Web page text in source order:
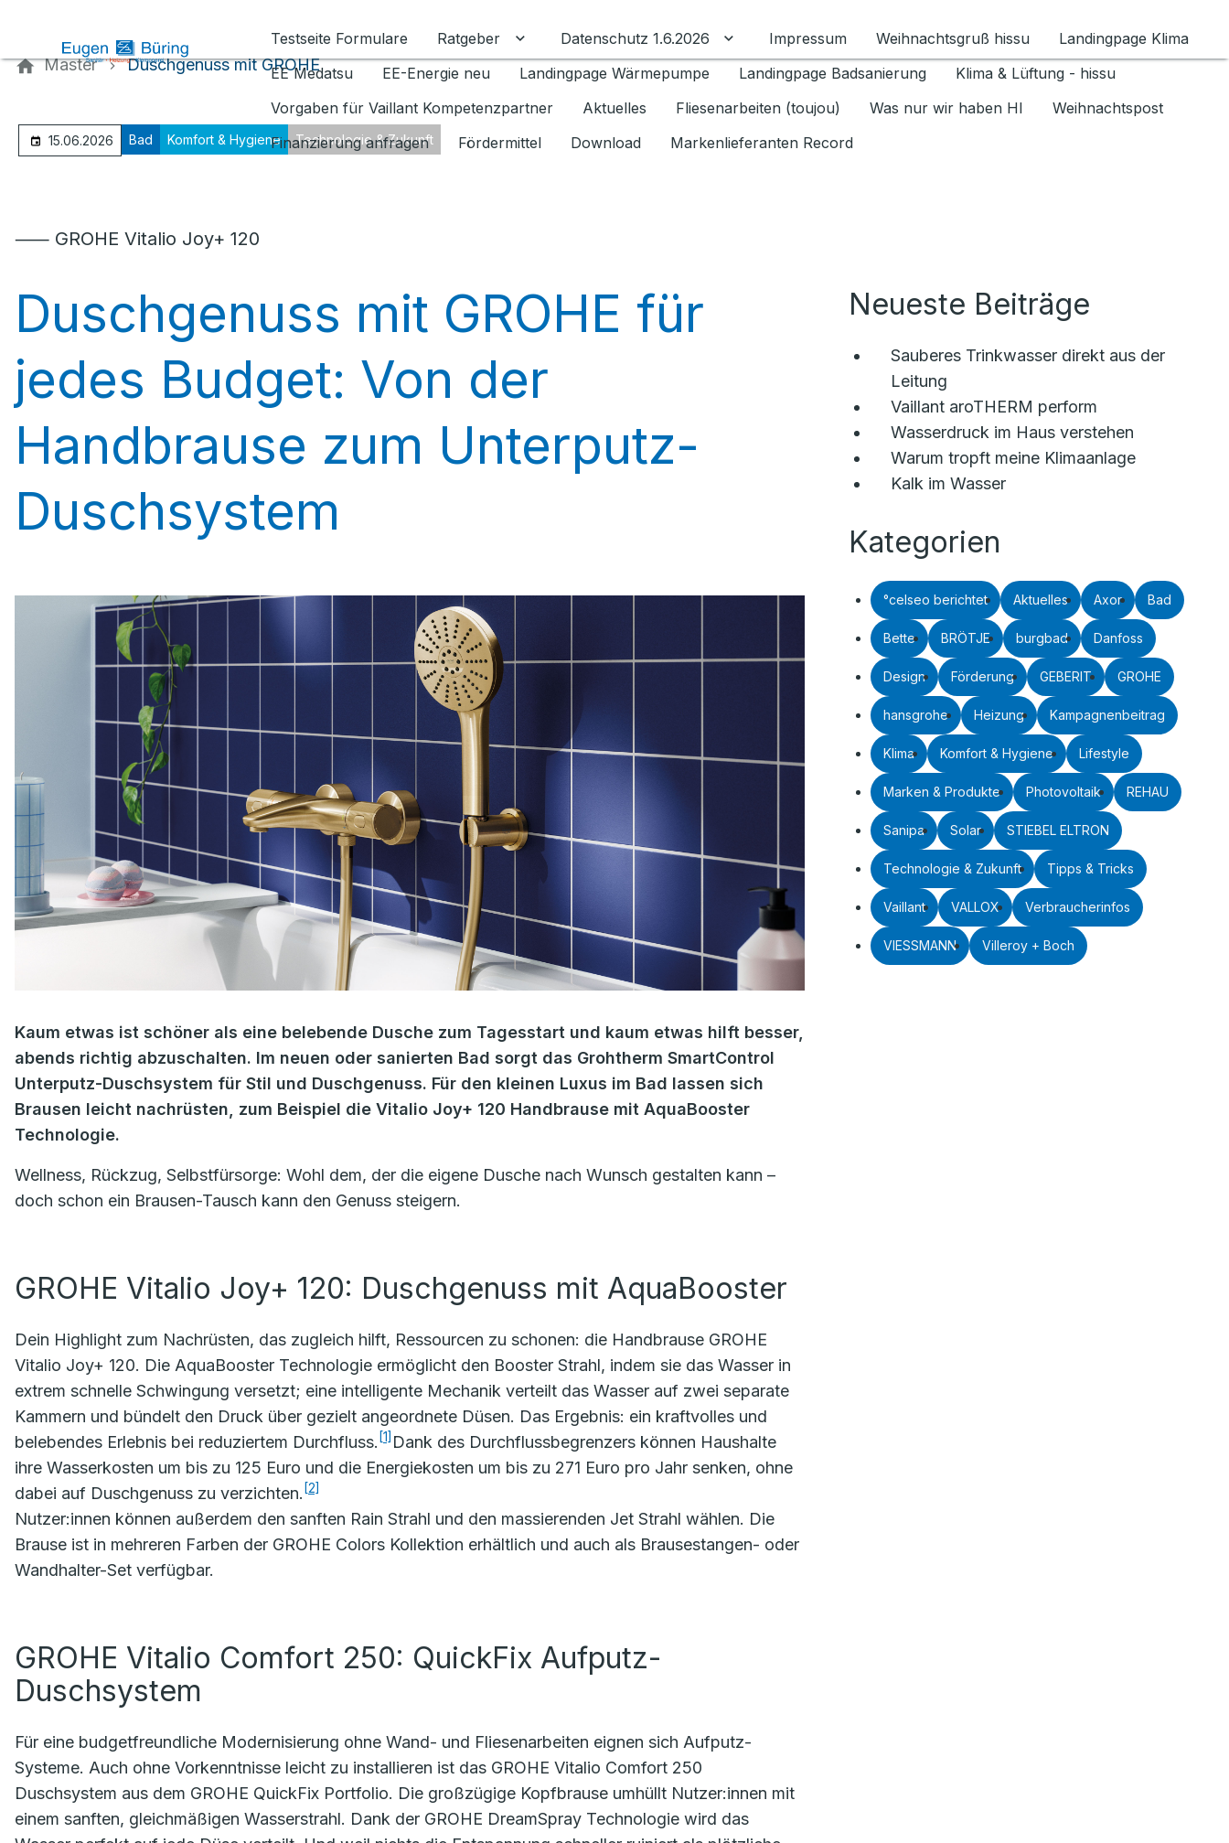
Testseite Formulare
Ratgeber Untermenü für Ratgeber umschalten
Datenschutz 1.6.2026 Untermenü für Datenschutz 1.6.2026 umschalten
Impressum Weihnachtsgruß hissu
Landingpage Klima
EE Medatsu
EE-Energie neu Landingpage Wärmepumpe Landingpage Badsanierung
Klima & Lüftung - hissu
Vorgaben für Vaillant Kompetenzpartner
Aktuelles Fliesenarbeiten (toujou) Was nur wir haben HI
Weihnachtspost
Finanzierung anfragen
Fördermittel Download Markenlieferanten Record
Master Duschgenuss mit GROHE
15.06.2026 Bad Komfort & Hygiene Technologie & Zukunft
⸺ GROHE Vitalio Joy+ 120
Duschgenuss mit GROHE für
jedes Budget: Von der
Handbrause zum Unterputz-
Duschsystem
Kaum etwas ist schöner als eine belebende Dusche zum Tagesstart und kaum etwas hilft besser,
abends richtig abzuschalten. Im neuen oder sanierten Bad sorgt das Grohtherm SmartControl
Unterputz-Duschsystem für Stil und Duschgenuss. Für den kleinen Luxus im Bad lassen sich
Brausen leicht nachrüsten, zum Beispiel die Vitalio Joy+ 120 Handbrause mit AquaBooster
Technologie.
Wellness, Rückzug, Selbstfürsorge: Wohl dem, der die eigene Dusche nach Wunsch gestalten kann –
doch schon ein Brausen-Tausch kann den Genuss steigern.
GROHE Vitalio Joy+ 120: Duschgenuss mit AquaBooster
Dein Highlight zum Nachrüsten, das zugleich hilft, Ressourcen zu schonen: die Handbrause GROHE
Vitalio Joy+ 120. Die AquaBooster Technologie ermöglicht den Booster Strahl, indem sie das Wasser in
extrem schnelle Schwingung versetzt; eine intelligente Mechanik verteilt das Wasser auf zwei separate
Kammern und bündelt den Druck über gezielt angeordnete Düsen. Das Ergebnis: ein kraftvolles und
belebendes Erlebnis bei reduziertem Durchfluss. [1] Dank des Durchflussbegrenzers können Haushalte
ihre Wasserkosten um bis zu 125 Euro und die Energiekosten um bis zu 271 Euro pro Jahr senken, ohne
dabei auf Duschgenuss zu verzichten. [2]
Nutzer:innen können außerdem den sanften Rain Strahl und den massierenden Jet Strahl wählen. Die
Brause ist in mehreren Farben der GROHE Colors Kollektion erhältlich und auch als Brausestangen- oder
Wandhalter-Set verfügbar.
GROHE Vitalio Comfort 250: QuickFix Aufputz-
Duschsystem
Für eine budgetfreundliche Modernisierung ohne Wand- und Fliesenarbeiten eignen sich Aufputz-
Systeme. Auch ohne Vorkenntnisse leicht zu installieren ist das GROHE Vitalio Comfort 250
Duschsystem aus dem GROHE QuickFix Portfolio. Die großzügige Kopfbrause umhüllt Nutzer:innen mit
einem sanften, gleichmäßigen Wasserstrahl. Dank der GROHE DreamSpray Technologie wird das
Neueste Beiträge
Sauberes Trinkwasser direkt aus der
Leitung
Vaillant aroTHERM perform
Wasserdruck im Haus verstehen
Warum tropft meine Klimaanlage
Kalk im Wasser
Kategorien
°celseo berichtet Aktuelles Axor Bad
Bette BRÖTJE burgbad Danfoss
Design Förderung GEBERIT GROHE
hansgrohe Heizung Kampagnenbeitrag
Klima Komfort & Hygiene Lifestyle
Marken & Produkte Photovoltaik REHAU
Sanipa Solar STIEBEL ELTRON
Technologie & Zukunft Tipps & Tricks
Vaillant VALLOX Verbraucherinfos
VIESSMANN Villeroy + Boch